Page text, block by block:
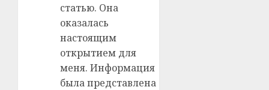
статью. Она
оказалась
настоящим
открытием для
меня. Информация
была представлена